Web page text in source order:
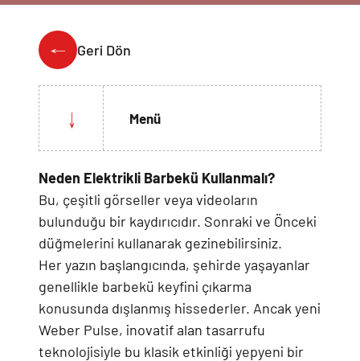
Kömürlü Barbekü Aksesuarları
Tüm Kömürlü Barbeküleri Görüntüle
Kılıflar
Ekipmanlar
Akıllı Cihazlar
Grill Akademi
Katalog
Mağaza Bulucu
Türkçe
Geri Dön
Menü
Neden Elektrikli Barbekü Kullanmalı?
Bu, çeşitli görseller veya videoların
bulunduğu bir kaydırıcıdır. Sonraki ve Önceki
düğmelerini kullanarak gezinebilirsiniz.
Her yazın başlangıcında, şehirde yaşayanlar
genellikle barbekü keyfini çıkarma
konusunda dışlanmış hissederler. Ancak yeni
Weber Pulse, inovatif alan tasarrufu
teknolojisiyle bu klasik etkinliği yepyeni bir